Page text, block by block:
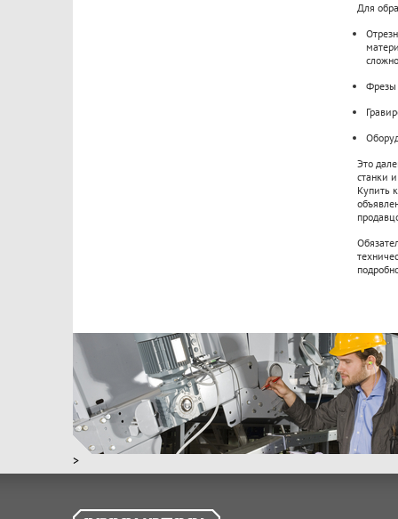
Для
Фрезы
Это
станки
Купить
>